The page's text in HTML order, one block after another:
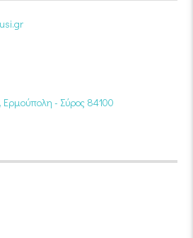
Ερμούπολη - Σύρος 84100